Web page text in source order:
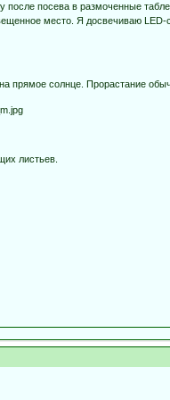
посева в размоченные
место. Я досвечиваю LED-
прямое солнце. Прорастание
листьев.